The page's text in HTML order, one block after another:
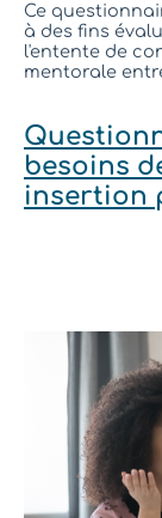
Ce
à des fins
l'entente de
mentorale
besoins
insertion